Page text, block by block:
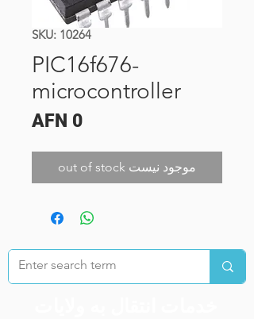
SKU: 10264
PIC16f676-
microcontroller
AFN 0Price
out of stock موجود نیست